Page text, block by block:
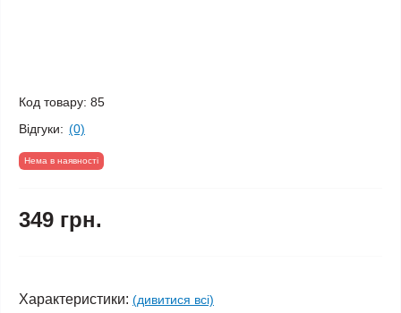
Код товару: 85
Відгуки: (0)
Нема в наявності
349 грн.
Характеристики: (дивитися всі)